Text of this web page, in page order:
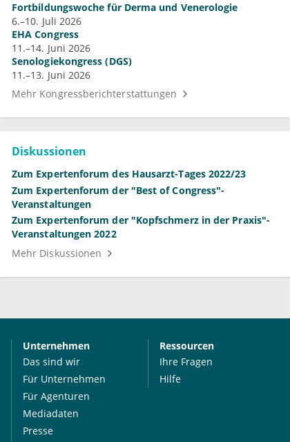
Fortbildungswoche für Derma und Venerologie
6.–10. Juli 2026
EHA Congress
11.–14. Juni 2026
Senologiekongress (DGS)
11.–13. Juni 2026
Mehr Kongressberichterstattungen
Diskussionen
Zum Expertenforum des Hausarzt-Tages 2022/23
Zum Expertenforum der "Best of Congress"-
Veranstaltungen
Zum Expertenforum der "Kopfschmerz in der Praxis"-
Veranstaltungen 2022
Mehr Diskussionen
Unternehmen
Das sind wir
Für Unternehmen
Für Agenturen
Mediadaten
Presse
Ressourcen
Ihre Fragen
Hilfe